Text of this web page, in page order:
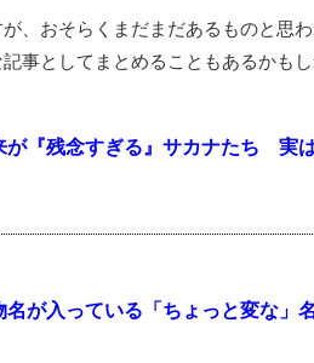
、おそらくまだまだあるものと思
事としてまとめることもあるかもし
が『残念すぎる』サカナたち 実
名が入っている「ちょっと変な」